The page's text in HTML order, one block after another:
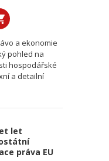
a ekonomie
pohled na
hospodářské
a detailní
let
práva EU